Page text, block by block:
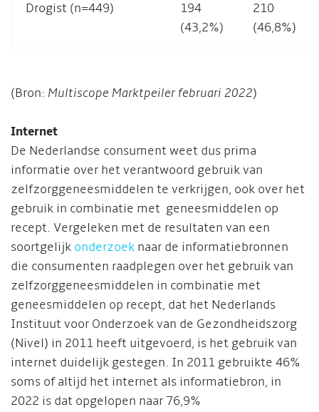
Drogist (n=449)
194
(43,2%)
210
(46,8%)
(Bron: Multiscope Marktpeiler februari 2022)
Internet
De Nederlandse consument weet dus prima
informatie over het verantwoord gebruik van
zelfzorggeneesmiddelen te verkrijgen, ook over het
gebruik in combinatie met geneesmiddelen op
recept. Vergeleken met de resultaten van een
soortgelijk onderzoek naar de informatiebronnen
die consumenten raadplegen over het gebruik van
zelfzorggeneesmiddelen in combinatie met
geneesmiddelen op recept, dat het Nederlands
Instituut voor Onderzoek van de Gezondheidszorg
(Nivel) in 2011 heeft uitgevoerd, is het gebruik van
internet duidelijk gestegen. In 2011 gebruikte 46%
soms of altijd het internet als informatiebron, in
2022 is dat opgelopen naar 76,9%